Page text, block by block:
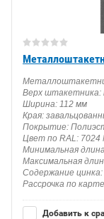
Верх штакетника:
Ширина: 112 мм
Края:
Покрытие:
Цвет по RAL: 7024
Минимальная
Максимальная
Содержание
Рассрочка по
Добавить к